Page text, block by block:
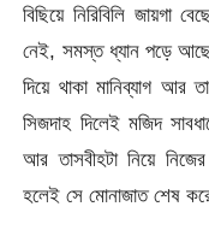
বিছিয়ে নিরিবিলি জায়গা
নেই, সমস্ত ধ্যান পড়ে আছে
দিয়ে থাকা মানিব্যাগ আর
সিজদাহ দিলেই মজিদ
আর তাসবীহটা নিয়ে
হলেই সে মোনাজাত শেষ